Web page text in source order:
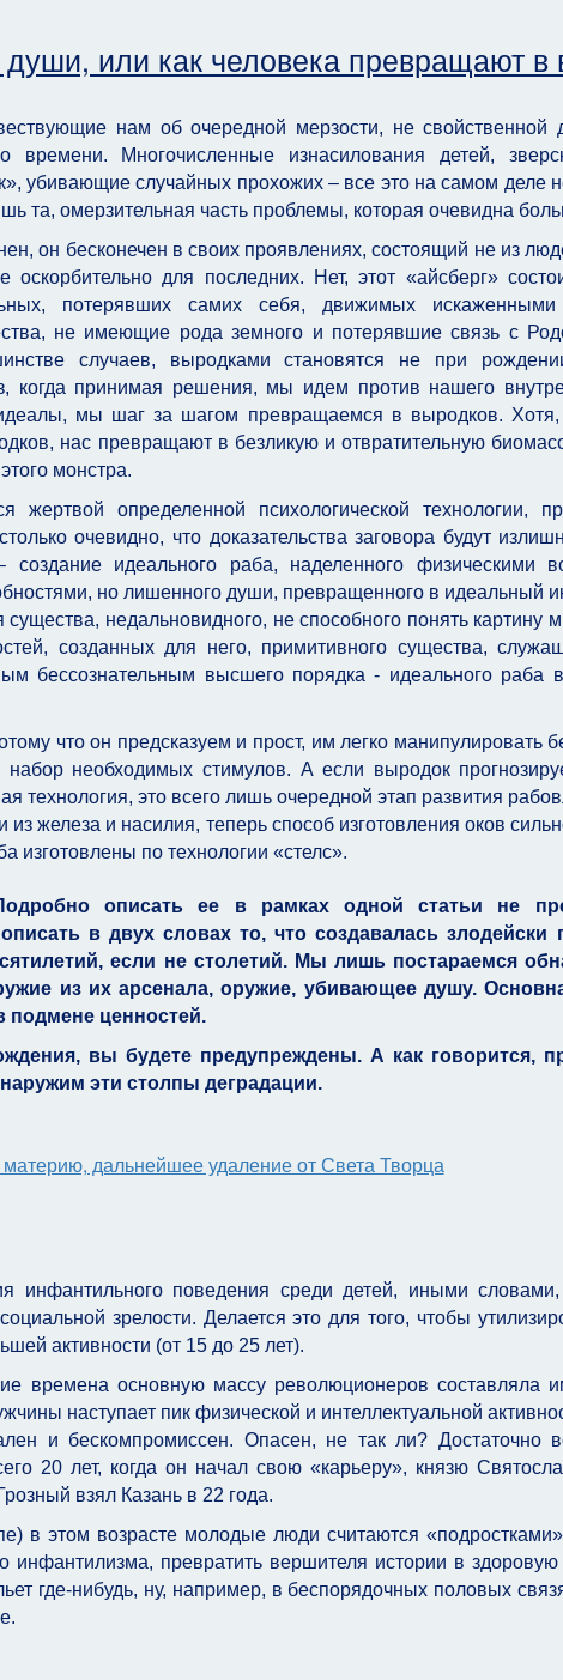
души, или как человека превращают в
нам об очередной мерзости, не свойственной
времени. Многочисленные изнасилования детей,
убивающие случайных прохожих – все это на самом деле
та, омерзительная часть проблемы, которая очевидна
он бесконечен в своих проявлениях, состоящий не из
для последних. Нет, этот «айсберг»
потерявших самих себя, движимых искаженными
не имеющие рода земного и потерявшие связь с
случаев, выродками становятся не при
когда принимая решения, мы идем против нашего
мы шаг за шагом превращаемся в выродков. Хотя,
нас превращают в безликую и отвратительную
монстра.
жертвой определенной психологической технологии,
очевидно, что доказательства заговора будут
создание идеального раба, наделенного физическими
но лишенного души, превращенного в идеальный
недальновидного, не способного понять картину
созданных для него, примитивного существа,
бессознательным высшего порядка - идеального раба
что он предсказуем и прост, им легко манипулировать
необходимых стимулов. А если выродок
технология, это всего лишь очередной этап развития
железа и насилия, теперь способ изготовления оков
изготовлены по технологии «стелс».
описать ее в рамках одной статьи не
в двух словах то, что создавалась злодейски
если не столетий. Мы лишь постараемся
из их арсенала, оружие, убивающее душу.
подмене ценностей.
вы будете предупреждены. А как говорится,
эти столпы деградации.
дальнейшее удаление от Света Творца
инфантильного поведения среди детей, иными словами,
зрелости. Делается это для того, чтобы
активности (от 15 до 25 лет).
времена основную массу революционеров составляла
наступает пик физической и интеллектуальной
и бескомпромиссен. Опасен, не так ли? Достаточно
20 лет, когда он начал свою «карьеру», князю
взял Казань в 22 года.
в этом возрасте молодые люди считаются
инфантилизма, превратить вершителя истории в
где-нибудь, ну, например, в беспорядочных половых